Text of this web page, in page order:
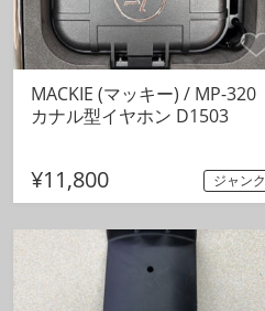
MACKIE (マッキー) / MP-320
カナル型イヤホン D1503
¥11,800 ジャンク